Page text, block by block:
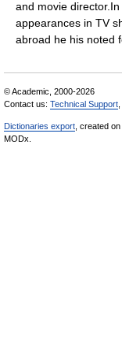
and movie
appearances in TV
abroad he his
© Academic, 2000-2026
Contact us: Technical Support
Dictionaries export , created on
MODx.